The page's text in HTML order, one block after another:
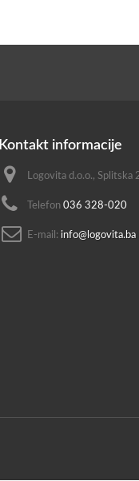
Kontakt informacije
Logovita d.o.o.,
Telefon 036 328-020
E-mail: info@logovita.ba